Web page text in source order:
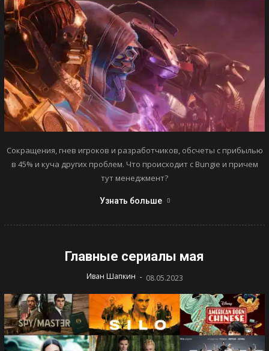
Сокращения, гнев игроков и разработчиков, обсчеты с прибылью
в 45% и куча других проблем. Что происходит с Bungie и причем
тут менеджмент?
Узнать больше
Главные сериалы мая
Иван Шапкин - 08.05.2023